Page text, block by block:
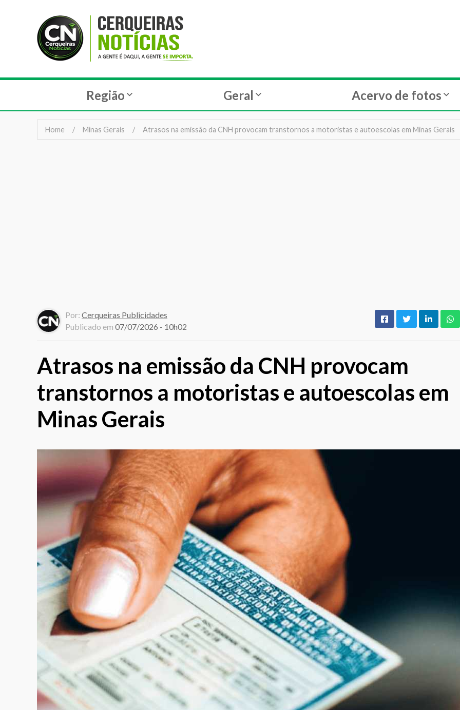
Região Geral Acervo de fotos
Home Minas Gerais Atrasos na emissão da CNH provocam transtornos a motoristas e autoescolas em Minas Gerais
Por: Cerqueiras Publicidades
Publicado em 07/07/2026 - 10h02
Atrasos na emissão da CNH provocam
transtornos a motoristas e autoescolas em
Minas Gerais